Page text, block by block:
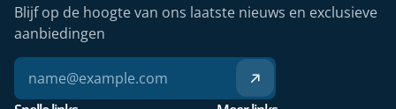
Blijf op de hoogte van ons laatste nieuws en exclusieve
aanbiedingen